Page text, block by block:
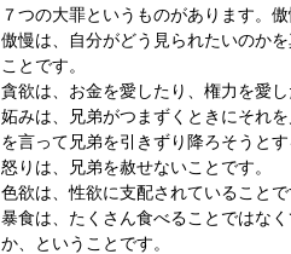
７つの大罪というものがあります。
傲慢は、自分がどう見られたいのか
ことです。
貪欲は、お金を愛したり、権力を愛
妬みは、兄弟がつまずくときにそれ
を言って兄弟を引きずり降ろそうとす
怒りは、兄弟を赦せないことです。
色欲は、性欲に支配されていることで
暴食は、たくさん食べることではな
か、ということです。